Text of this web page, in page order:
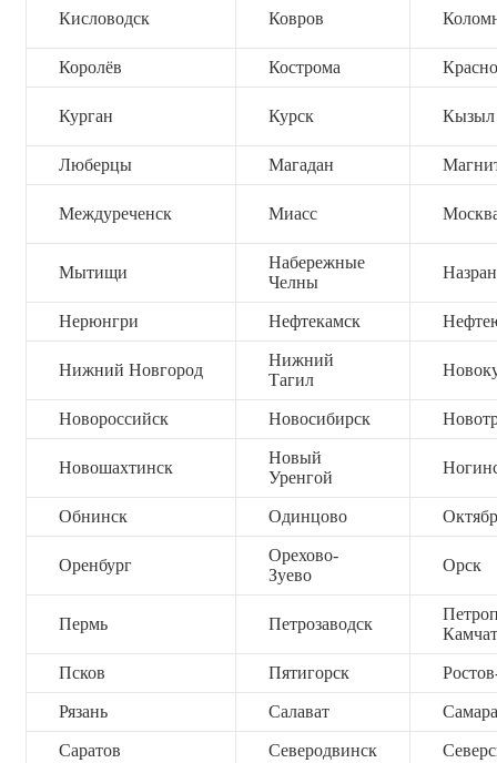
Кисловодск Ковров
Королёв Кострома
Курган Курск Кызыл
Люберцы Магадан
Междуреченск Миасс
Мытищи
Набережные
Челны
Нерюнгри Нефтекамск
Нижний Новгород
Нижний
Тагил
Новороссийск Новосибирск
Новошахтинск
Новый
Уренгой
Обнинск Одинцово
Оренбург
Орехово-
Зуево
Орск
Пермь Петрозаводск
Псков Пятигорск
Рязань Салават Самара
Саратов Северодвинск